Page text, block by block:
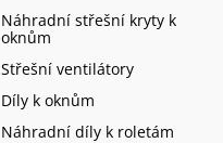
Náhradní střešní kryty k
oknům
Střešní ventilátory
Díly k oknům
Náhradní díly k roletám